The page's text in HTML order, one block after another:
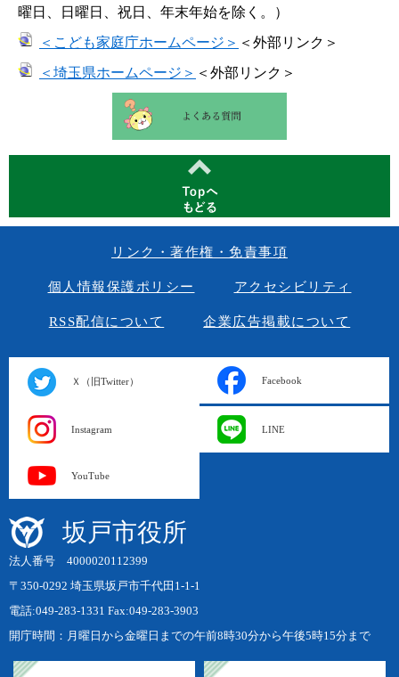
曜日、日曜日、祝日、年末年始を除く。）
＜こども家庭庁ホームページ＞ ＜外部リンク＞
＜埼玉県ホームページ＞ ＜外部リンク＞
リンク・著作権・免責事項
個人情報保護ポリシー アクセシビリティ
RSS配信について 企業広告掲載について
Ｘ（旧Twitter） Facebook
Instagram LINE
YouTube
坂戸市役所
法人番号 4000020112399
〒350-0292 埼玉県坂戸市千代田1-1-1
電話:049-283-1331 Fax:049-283-3903
開庁時間：月曜日から金曜日までの午前8時30分から午後5時15分まで